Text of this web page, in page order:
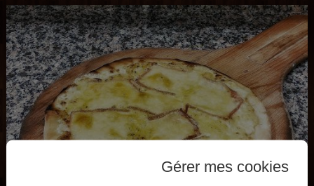
Gérer mes cookies